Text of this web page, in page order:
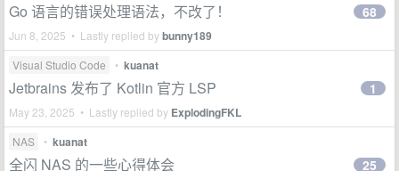
Go 语言的错误处理语法，不改了！
Jun 8, 2025 • Lastly replied bybunny189
68
Visual Studio Code • kuanat
Jetbrains 发布了 Kotlin 官方 LSP
May 23, 2025 • Lastly replied by ExplodingFKL
1
NAS • kuanat
全闪 NAS 的一些心得体会 25